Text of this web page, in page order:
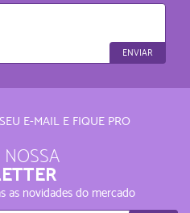
ENVIAR
E-MAIL E FIQUE PRO
NOSSA
as novidades do mercado